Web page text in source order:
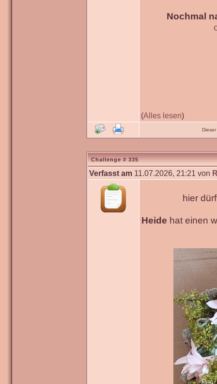
Nochmal
(Alles lesen)
Challenge # 335
Verfasst am 11.07.2026, 21:21 von
hier
Heide hat einen